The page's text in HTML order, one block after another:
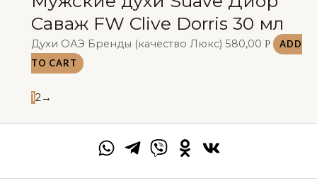
Саваж FW Clive Dorris 30 мл
Духи ОАЭ Бренды (качество Люкс) 580,00 Р
ADD
TO CART
12→